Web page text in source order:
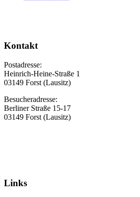
Kontakt
Postadresse:
Heinrich-Heine-Straße 1
03149 Forst (Lausitz)
Besucheradresse:
Berliner Straße 15-17
03149 Forst (Lausitz)
Links